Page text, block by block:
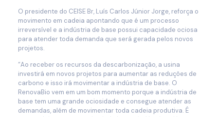
O presidente do CEISE Br, Luís Carlos Júnior Jorge, reforça o
movimento em cadeia apontando que é um processo
irreversível e a indústria de base possui capacidade ociosa
para atender toda demanda que será gerada pelos novos
projetos.
“Ao receber os recursos da descarbonização, a usina
investirá em novos projetos para aumentar as reduções de
carbono e isso irá movimentar a indústria de base. O
RenovaBio vem em um bom momento porque a indústria de
base tem uma grande ociosidade e consegue atender as
demandas, além de movimentar toda cadeia produtiva. É